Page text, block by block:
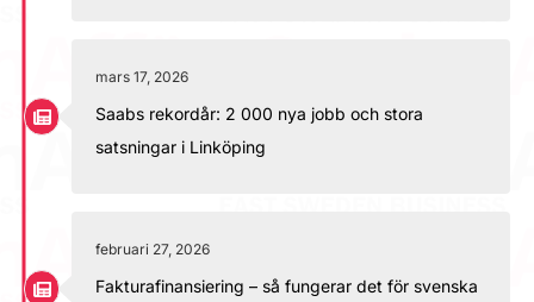
mars 17, 2026
Saabs rekordår: 2 000 nya jobb och stora
satsningar i Linköping
februari 27, 2026
Fakturafinansiering – så fungerar det för svenska